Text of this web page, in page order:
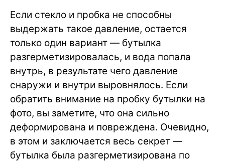
Если стекло и пробка не способны
выдержать такое давление, остается
только один вариант — бутылка
разгерметизировалась, и вода попала
внутрь, в результате чего давление
снаружи и внутри выровнялось. Если
обратить внимание на пробку бутылки на
фото, вы заметите, что она сильно
деформирована и повреждена. Очевидно,
в этом и заключается весь секрет —
бутылка была разгерметизирована по